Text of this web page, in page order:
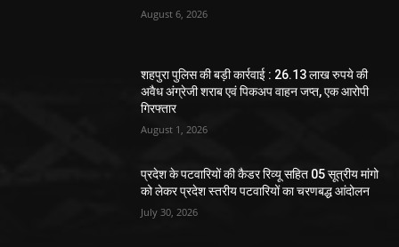
August 6, 2026
शहपुरा पुलिस की बड़ी कार्रवाई : 26.13 लाख रुपये की
अवैध अंग्रेजी शराब एवं पिकअप वाहन जप्त, एक आरोपी
गिरफ्तार
August 1, 2026
प्रदेश के पटवारियों की कैडर रिव्यू सहित 05 सूत्रीय मांगो
को लेकर प्रदेश स्तरीय पटवारियों का चरणबद्ध आंदोलन
July 30, 2026